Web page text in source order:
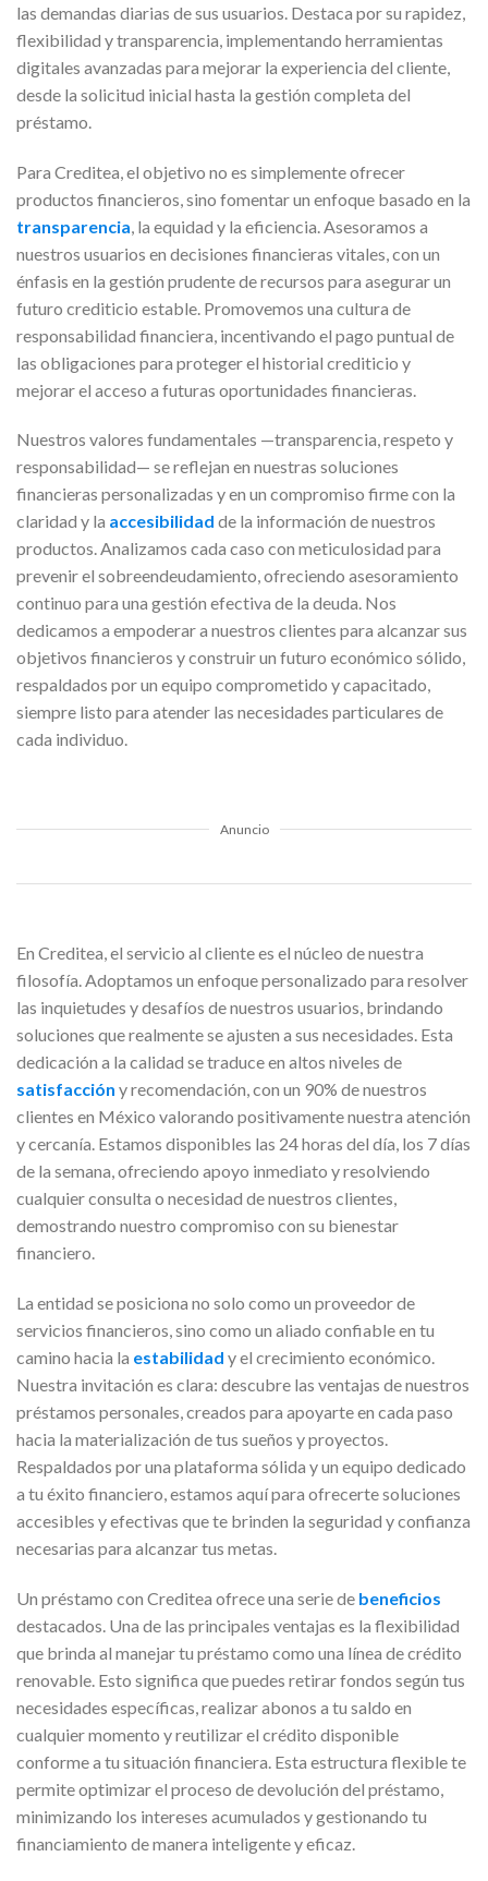
las demandas diarias de sus usuarios. Destaca por su rapidez,
flexibilidad y transparencia, implementando herramientas
digitales avanzadas para mejorar la experiencia del cliente,
desde la solicitud inicial hasta la gestión completa del
préstamo.
Para Creditea, el objetivo no es simplemente ofrecer
productos financieros, sino fomentar un enfoque basado en la
transparencia , la equidad y la eficiencia. Asesoramos a
nuestros usuarios en decisiones financieras vitales, con un
énfasis en la gestión prudente de recursos para asegurar un
futuro crediticio estable. Promovemos una cultura de
responsabilidad financiera, incentivando el pago puntual de
las obligaciones para proteger el historial crediticio y
mejorar el acceso a futuras oportunidades financieras.
Nuestros valores fundamentales —transparencia, respeto y
responsabilidad— se reflejan en nuestras soluciones
financieras personalizadas y en un compromiso firme con la
claridad y la accesibilidad de la información de nuestros
productos. Analizamos cada caso con meticulosidad para
prevenir el sobreendeudamiento, ofreciendo asesoramiento
continuo para una gestión efectiva de la deuda. Nos
dedicamos a empoderar a nuestros clientes para alcanzar sus
objetivos financieros y construir un futuro económico sólido,
respaldados por un equipo comprometido y capacitado,
siempre listo para atender las necesidades particulares de
cada individuo.
Anuncio
En Creditea, el servicio al cliente es el núcleo de nuestra
filosofía. Adoptamos un enfoque personalizado para resolver
las inquietudes y desafíos de nuestros usuarios, brindando
soluciones que realmente se ajusten a sus necesidades. Esta
dedicación a la calidad se traduce en altos niveles de
satisfacción y recomendación, con un 90% de nuestros
clientes en México valorando positivamente nuestra atención
y cercanía. Estamos disponibles las 24 horas del día, los 7 días
de la semana, ofreciendo apoyo inmediato y resolviendo
cualquier consulta o necesidad de nuestros clientes,
demostrando nuestro compromiso con su bienestar
financiero.
La entidad se posiciona no solo como un proveedor de
servicios financieros, sino como un aliado confiable en tu
camino hacia la estabilidad y el crecimiento económico.
Nuestra invitación es clara: descubre las ventajas de nuestros
préstamos personales, creados para apoyarte en cada paso
hacia la materialización de tus sueños y proyectos.
Respaldados por una plataforma sólida y un equipo dedicado
a tu éxito financiero, estamos aquí para ofrecerte soluciones
accesibles y efectivas que te brinden la seguridad y confianza
necesarias para alcanzar tus metas.
Un préstamo con Creditea ofrece una serie de beneficios
destacados. Una de las principales ventajas es la flexibilidad
que brinda al manejar tu préstamo como una línea de crédito
renovable. Esto significa que puedes retirar fondos según tus
necesidades específicas, realizar abonos a tu saldo en
cualquier momento y reutilizar el crédito disponible
conforme a tu situación financiera. Esta estructura flexible te
permite optimizar el proceso de devolución del préstamo,
minimizando los intereses acumulados y gestionando tu
financiamiento de manera inteligente y eficaz.